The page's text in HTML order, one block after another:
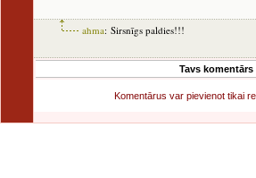
ahma: Sirsnīgs paldies!!!
Tavs komentārs
Komentārus var pievienot tikai